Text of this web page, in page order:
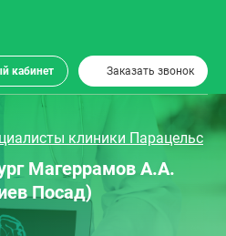
кабинет Заказать звонок
клиники Парацельс
Магеррамов А.А.
Посад)